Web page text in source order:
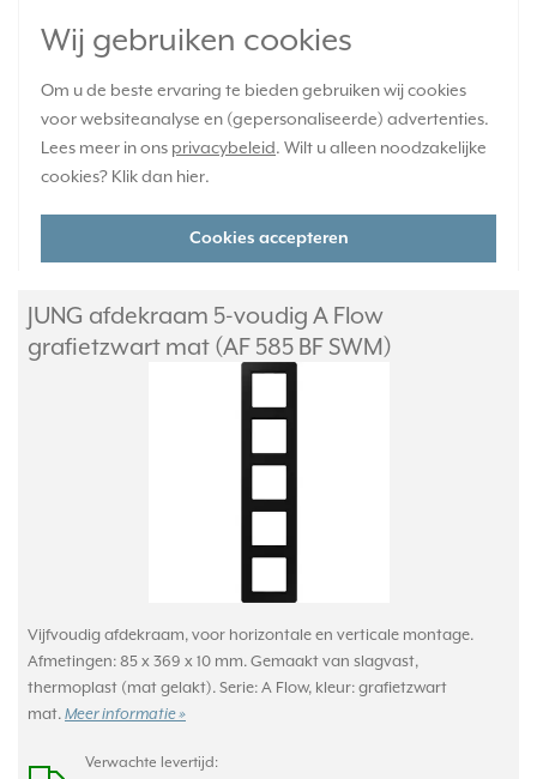
Wij gebruiken cookies
Om u de beste ervaring te bieden gebruiken wij cookies
voor websiteanalyse en (gepersonaliseerde) advertenties.
Lees meer in ons privacybeleid. Wilt u alleen noodzakelijke
cookies? Klik dan hier.
Cookies accepteren
mat.Meer informatie »
Verwachte levertijd:
1-2 weken
Huidige voorraad:
0 stuk(s)
+
-
JUNG afdekraam 5-voudig A Flow
grafietzwart mat (AF 585 BF SWM)
Vijfvoudig afdekraam, voor horizontale en verticale montage.
Afmetingen: 85 x 369 x 10 mm. Gemaakt van slagvast,
thermoplast (mat gelakt). Serie: A Flow, kleur: grafietzwart
mat. Meer informatie »
Verwachte levertijd: